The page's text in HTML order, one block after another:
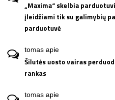
„Maxima“ skelbia
įleidžiami tik su galimybių
parduotuvė
tomas apie
Šilutės uosto vairas
rankas
tomas apie